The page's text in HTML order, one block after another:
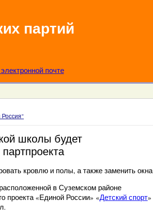
партий
почте
школы будет
кровлю и полы, а также заменить окна
в Суземском районе
проекта «Единой России» «Детский спорт»